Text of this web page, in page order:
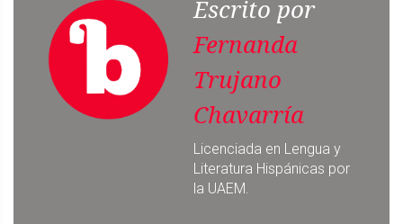
Escrito por
Fernanda
Trujano
Chavarría
Licenciada en Lengua y
Literatura Hispánicas por
la UAEM.